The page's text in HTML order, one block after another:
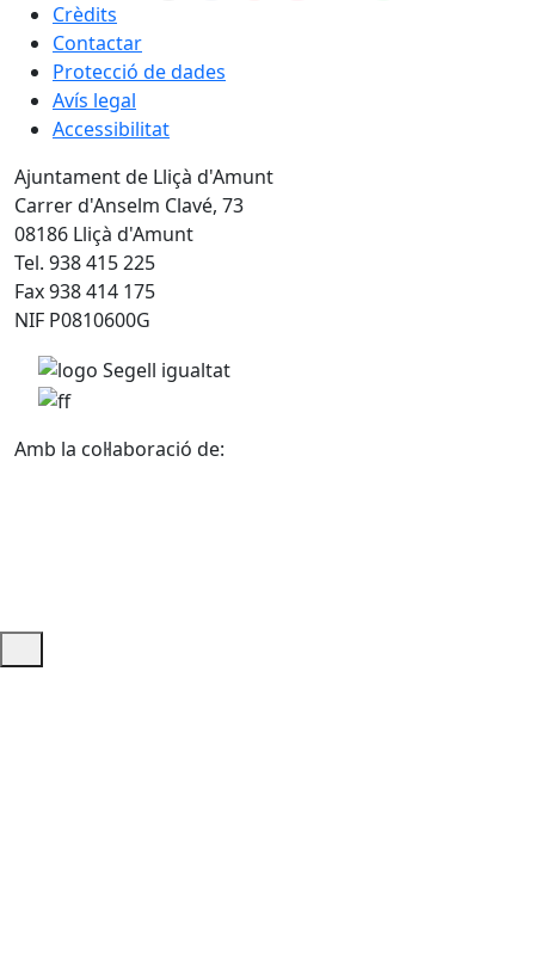
Crèdits
Contactar
Protecció de dades
Avís legal
Accessibilitat
Ajuntament de Lliçà d'Amunt
Carrer d'Anselm Clavé, 73
08186 Lliçà d'Amunt
Tel. 938 415 225
Fax 938 414 175
NIF P0810600G
Amb la col·laboració de: